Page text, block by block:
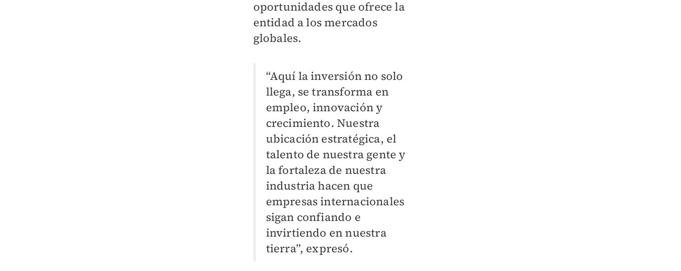
oportunidades que ofrece la
entidad a los mercados
globales.
“Aquí la inversión no solo
llega, se transforma en
empleo, innovación y
crecimiento. Nuestra
ubicación estratégica, el
talento de nuestra gente y
la fortaleza de nuestra
industria hacen que
empresas internacionales
sigan confiando e
invirtiendo en nuestra
tierra”, expresó.